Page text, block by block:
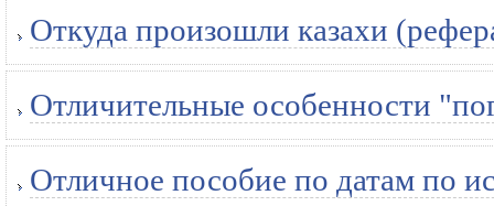
Откуда произошли казахи
Отличительные особенности
Отличное пособие по датам по